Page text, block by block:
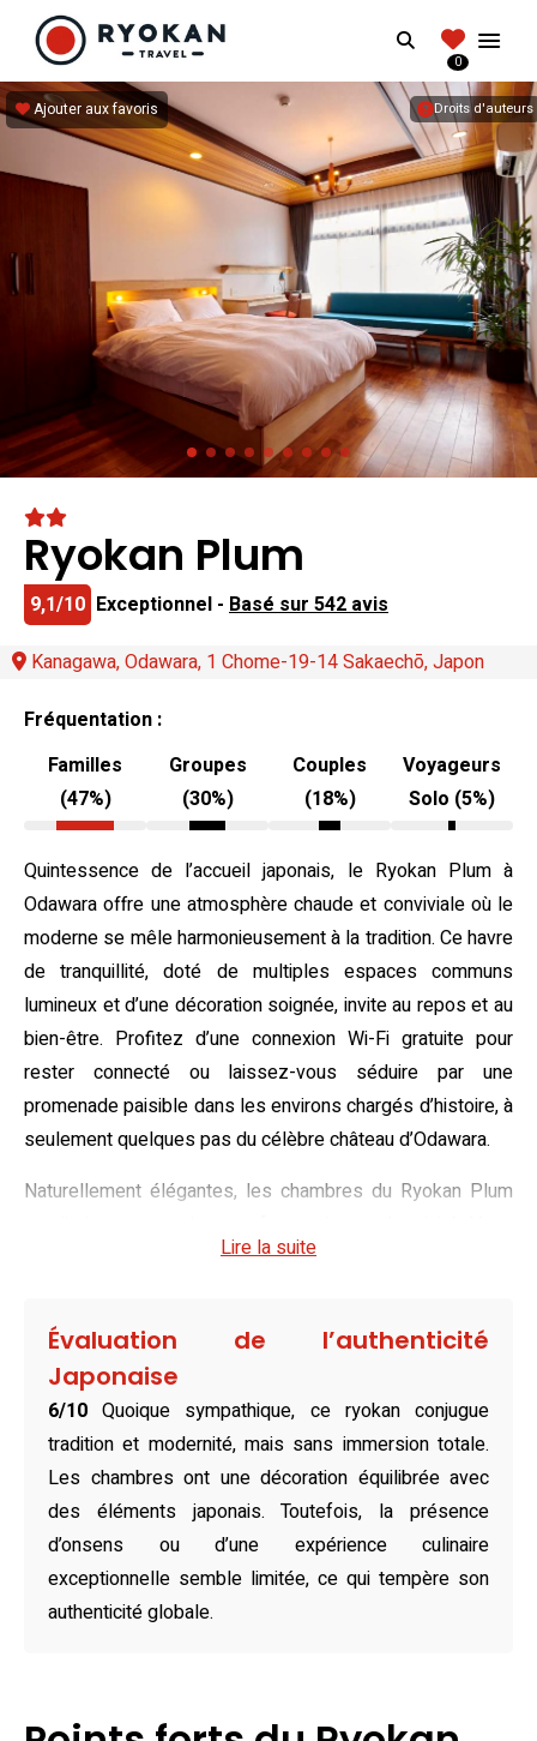
RYOKANTRAVEL
Vivez l'expérience authentique d'un Ryokan
Search
0
Droits d'auteurs
Ajouter aux favoris
Ryokan Plum
9,1/10 Exceptionnel - Basé sur 542 avis
Kanagawa, Odawara, 1 Chome-19-14 Sakaechō, Japon
Fréquentation :
Familles
(47%)
Groupes
(30%)
Couples
(18%)
Voyageurs
Solo (5%)
Quintessence de l’accueil japonais, le Ryokan Plum à
Odawara offre une atmosphère chaude et conviviale où le
moderne se mêle harmonieusement à la tradition. Ce havre
de tranquillité, doté de multiples espaces communs
lumineux et d’une décoration soignée, invite au repos et au
bien-être. Profitez d’une connexion Wi-Fi gratuite pour
rester connecté ou laissez-vous séduire par une
promenade paisible dans les environs chargés d’histoire, à
seulement quelques pas du célèbre château d’Odawara.
Naturellement élégantes, les chambres du Ryokan Plum
trouverez des chambres de style japonais avec des
expérience culturelle, ainsi que des options familiales avec
des lits modernes pour accueillir jusqu’à huit personnes.
Toutes les chambres sont bien équipées avec des
commodités telles qu’une bouilloire, des articles de
toilette gratuits et un accès à une salle de bains commune,
alliant simplicité et praticité pour un séjour agréable.
Savourez la cuisine variée du restaurant sur place, 日本料
理この花, où mets japonais et européens s’entremêlent
dans une ambiance moderne et chaleureuse. À proximité,
Lire la suite
Évaluation de l’authenticité
Japonaise
6/10 Quoique sympathique, ce ryokan conjugue
tradition et modernité, mais sans immersion totale.
Les chambres ont une décoration équilibrée avec
des éléments japonais. Toutefois, la présence
d’onsens ou d’une expérience culinaire
exceptionnelle semble limitée, ce qui tempère son
authenticité globale.